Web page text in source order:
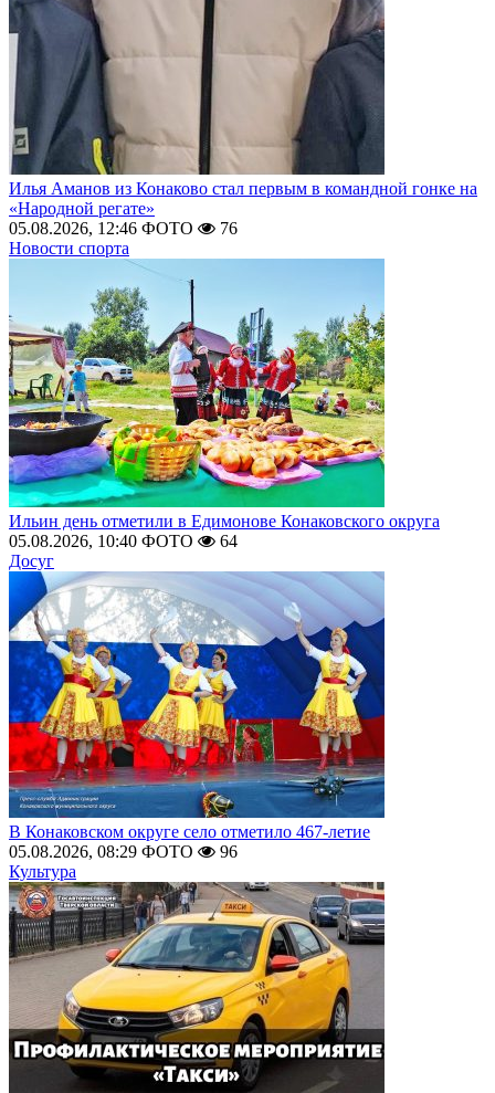
Илья Аманов из Конаково стал первым в командной гонке на
«Народной регате»
05.08.2026, 12:46 ФОТО
76
Новости спорта
Ильин день отметили в Едимонове Конаковского округа
05.08.2026, 10:40 ФОТО
64
Досуг
В Конаковском округе село отметило 467-летие
05.08.2026, 08:29 ФОТО
96
Культура